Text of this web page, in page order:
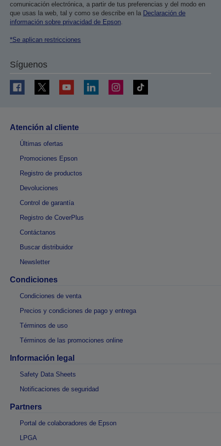
comunicación electrónica, a partir de tus preferencias y del modo en
que usas la web, tal y como se describe en la Declaración de
información sobre privacidad de Epson.
*Se aplican restricciones
Síguenos
Atención al cliente
Últimas ofertas
Promociones Epson
Registro de productos
Devoluciones
Control de garantía
Registro de CoverPlus
Contáctanos
Buscar distribuidor
Newsletter
Condiciones
Condiciones de venta
Precios y condiciones de pago y entrega
Términos de uso
Términos de las promociones online
Información legal
Safety Data Sheets
Notificaciones de seguridad
Partners
Portal de colaboradores de Epson
LPGA